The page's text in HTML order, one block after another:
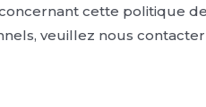
cette politique
veuillez nous contacter